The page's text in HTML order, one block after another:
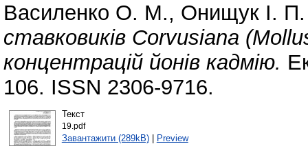
Василенко О. М., Онищук І. П.
ставковиків Corvusiana
концентрацій йонів кадмію.
106. ISSN 2306-9716.
Текст
19.pdf
Завантажити (289kB)| Preview